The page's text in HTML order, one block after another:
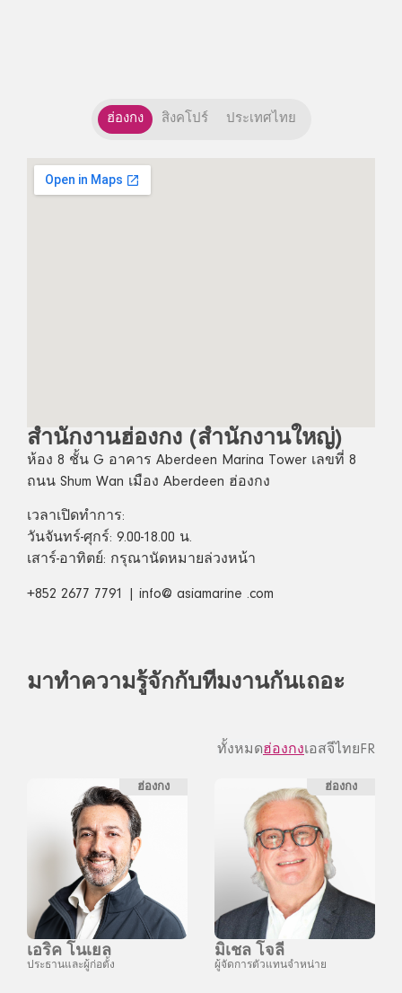
ฮ่องกง สิงคโปร์ ประเทศไทย
สำนักงานฮ่องกง (สำนักงานใหญ่)
ห้อง 8 ชั้น G อาคาร Aberdeen Marina Tower เลขที่ 8
ถนน Shum Wan เมือง Aberdeen ฮ่องกง
เวลาเปิดทำการ:
วันจันทร์-ศุกร์: 9.00-18.00 น.
เสาร์-อาทิตย์: กรุณานัดหมายล่วงหน้า
+852 2677 7791 | info@ asiamarine .com
มาทำความรู้จักกับทีมงานกันเถอะ
ทั้งหมดฮ่องกงเอสจี ไทย FR
เอริค โนเยล
ประธานและผู้ก่อตั้ง
ฮ่องกง
มิเชล โจลี
ผู้จัดการตัวแทนจำหน่าย
ฮ่องกง